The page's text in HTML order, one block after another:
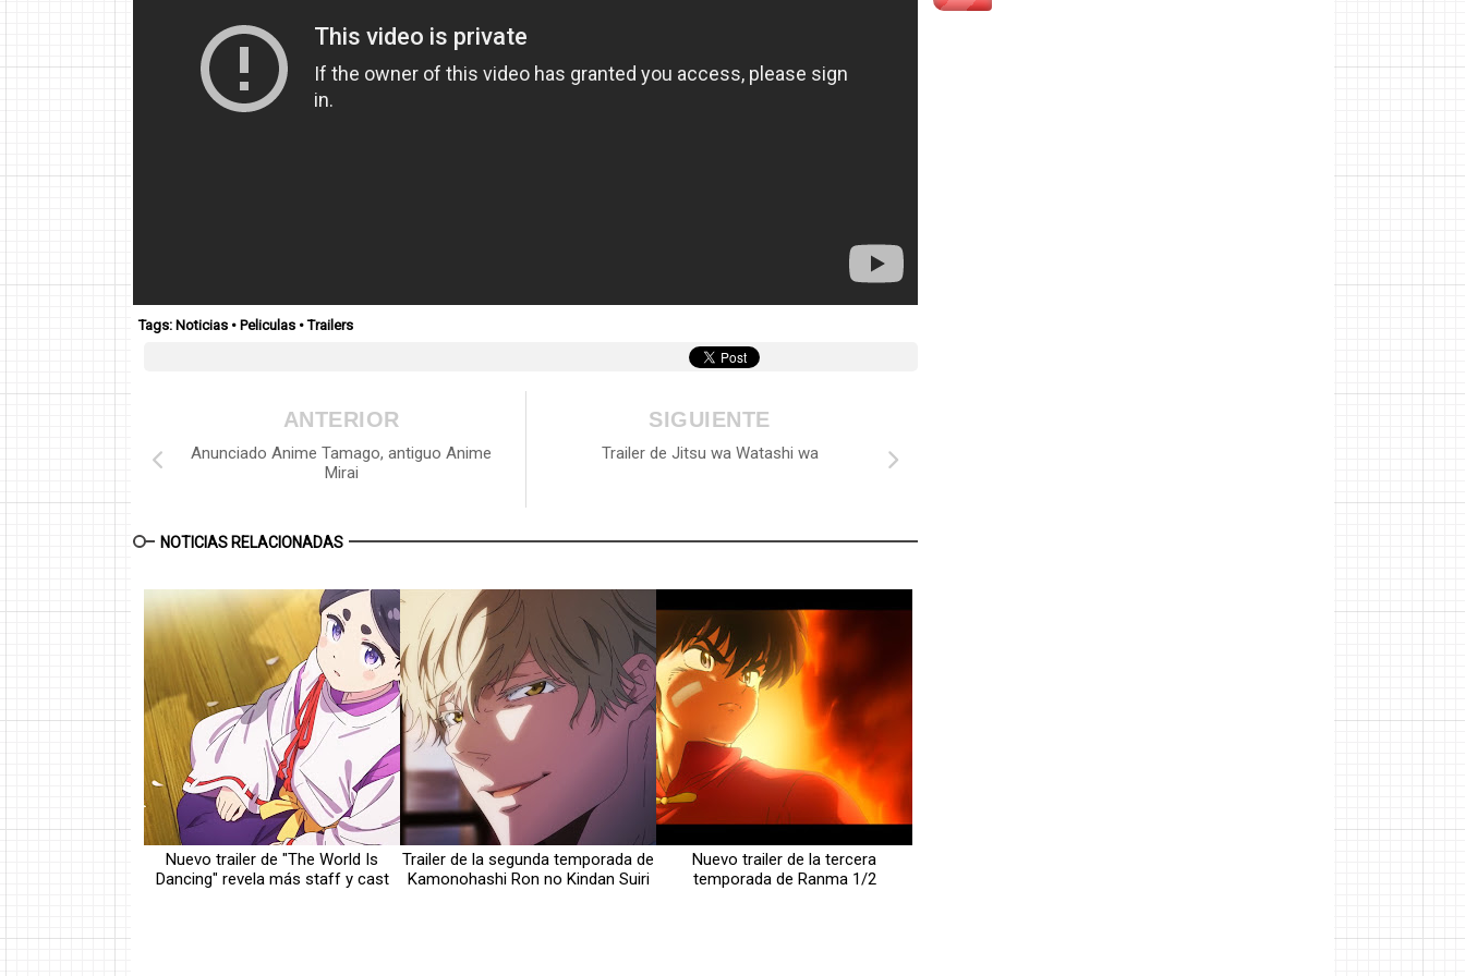
Tags: Noticias • Peliculas •Trailers
SIGUIENTE
Trailer de Jitsu wa Watashi wa
ANTERIOR
Anunciado Anime Tamago, antiguo Anime
Mirai
NOTICIAS RELACIONADAS
Nuevo trailer de "The World Is
Dancing" revela más staff y cast
Trailer de la segunda temporada de
Kamonohashi Ron no Kindan Suiri
Nuevo trailer de la tercera
temporada de Ranma 1/2